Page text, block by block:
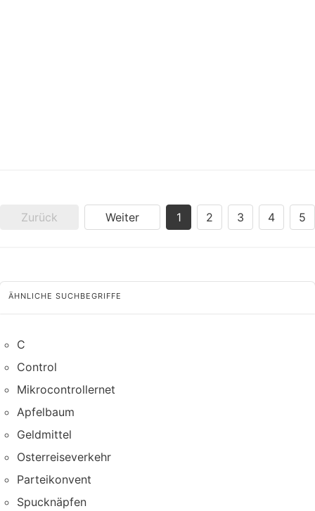
Zurück Weiter 1 2 3 4 5
ÄHNLICHE SUCHBEGRIFFE
C
Control
Mikrocontrollernet
Apfelbaum
Geldmittel
Osterreiseverkehr
Parteikonvent
Spucknäpfen